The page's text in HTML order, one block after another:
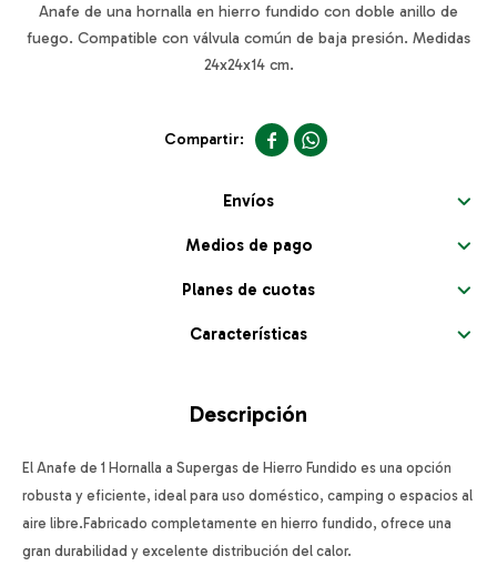
Anafe de una hornalla en hierro fundido con doble anillo de
fuego. Compatible con válvula común de baja presión. Medidas
24x24x14 cm.
 
Envíos
Medios de pago
Planes de cuotas
Características
Descripción
El Anafe de 1 Hornalla a Supergas de Hierro Fundido es una opción
robusta y eficiente, ideal para uso doméstico, camping o espacios al
aire libre.Fabricado completamente en hierro fundido, ofrece una
gran durabilidad y excelente distribución del calor.